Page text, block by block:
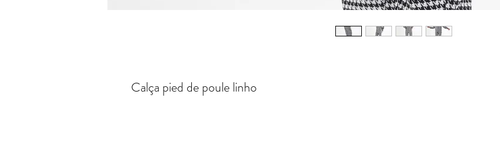
Calça pied de poule linho